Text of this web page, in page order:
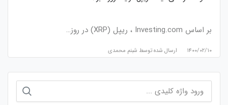
بر اساس Investing.com ، ریپل (XRP) در روز…
۱۴۰۰/۰۲/۱۰ ارسال شده توسط شبنم محمدی
برای: